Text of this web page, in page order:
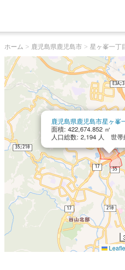
ホーム > 鹿児島県鹿児島市> 星ヶ峯一丁
鹿児島県鹿児島市星ヶ峯
面積: 422,674.852 ㎡
人口総数: 2,194 人 世帯